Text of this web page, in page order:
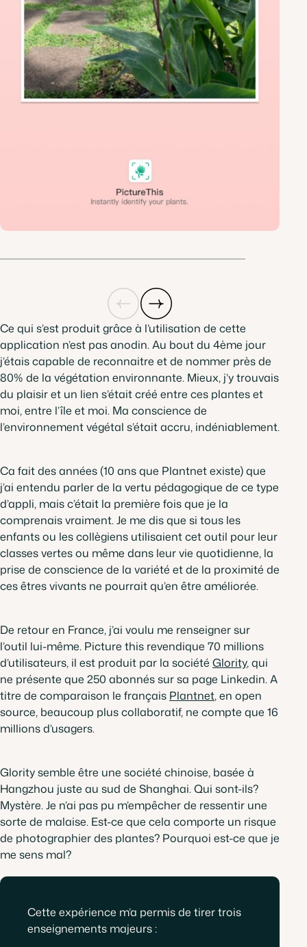
Précédent
Suivant
Ce qui s’est produit grâce à l’utilisation de cette
application n’est pas anodin. Au bout du 4ème jour
j’étais capable de reconnaitre et de nommer près de
80% de la végétation environnante. Mieux, j’y trouvais
du plaisir et un lien s’était créé entre ces plantes et
moi, entre l’île et moi. Ma conscience de
l’environnement végétal s’était accru, indéniablement.
Ca fait des années (10 ans que Plantnet existe) que
j’ai entendu parler de la vertu pédagogique de ce type
d’appli, mais c’était la première fois que je la
comprenais vraiment. Je me dis que si tous les
enfants ou les collègiens utilisaient cet outil pour leur
classes vertes ou même dans leur vie quotidienne, la
prise de conscience de la variété et de la proximité de
ces êtres vivants ne pourrait qu’en être améliorée.
De retour en France, j’ai voulu me renseigner sur
l’outil lui-même. Picture this revendique 70 millions
d’utilisateurs, il est produit par la société Glority, qui
ne présente que 250 abonnés sur sa page Linkedin. A
titre de comparaison le français Plantnet, ouvre dans un
, en open
source, beaucoup plus collaboratif, ne compte que 16
millions d’usagers.
Glority semble être une société chinoise, basée à
Hangzhou juste au sud de Shanghai. Qui sont-ils?
Mystère. Je n’ai pas pu m’empêcher de ressentir une
sorte de malaise. Est-ce que cela comporte un risque
de photographier des plantes? Pourquoi est-ce que je
me sens mal?
Cette expérience m’a permis de tirer trois
enseignements majeurs :